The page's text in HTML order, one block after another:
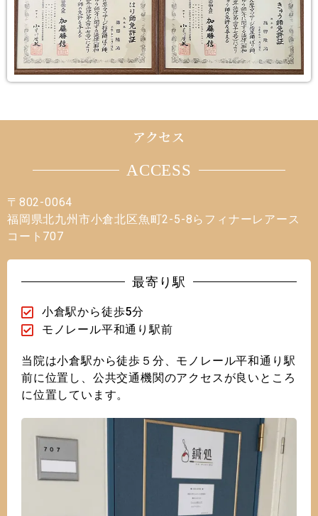
アクセス
ACCESS
〒802-0064
福岡県北九州市小倉北区魚町2-5-8らフィナーレアース
コート707
最寄り駅
小倉駅から徒歩5分
モノレール平和通り駅前
当院は小倉駅から徒歩５分、モノレール平和通り駅
前に位置し、公共交通機関のアクセスが良いところ
に位置しています。